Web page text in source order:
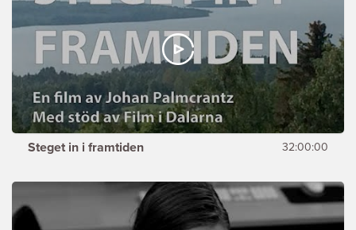
Steget in i framtiden 32:00:00